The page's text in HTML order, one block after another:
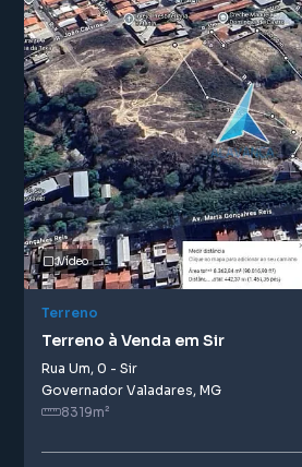
Vídeo
Terreno
Terreno à Venda em Sir
Rua Um, 0 - Sir
Governador Valadares, MG
8319m²